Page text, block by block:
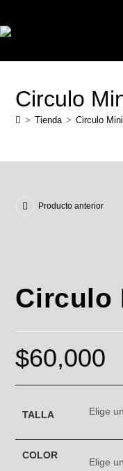
Circulo
> Tienda > Circulo
Producto anterior
Circulo
$60,000
TALLA Elige
COLOR
Elige